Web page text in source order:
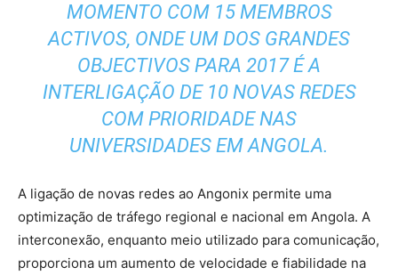
MOMENTO COM 15 MEMBROS
ACTIVOS, ONDE UM DOS GRANDES
OBJECTIVOS PARA 2017 É A
INTERLIGAÇÃO DE 10 NOVAS REDES
COM PRIORIDADE NAS
UNIVERSIDADES EM ANGOLA.
A ligação de novas redes ao Angonix permite uma
optimização de tráfego regional e nacional em Angola. A
interconexão, enquanto meio utilizado para comunicação,
proporciona um aumento de velocidade e fiabilidade na